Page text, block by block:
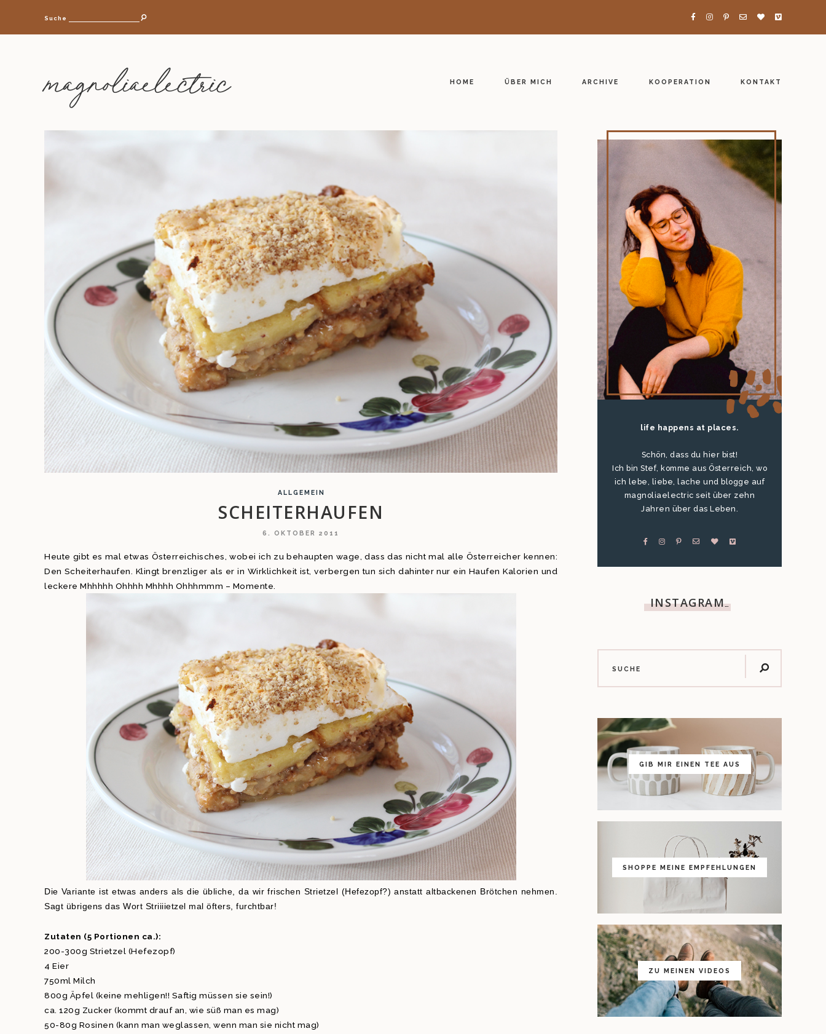
Suche
magnoliaelectric HOME ÜBER MICH ARCHIVE KOOPERATION KONTAKT
ALLGEMEIN
SCHEITERHAUFEN
6. OKTOBER 2011
Heute gibt es mal etwas Österreichisches, wobei ich zu behaupten wage, dass das nicht mal alle Österreicher kennen:
Den Scheiterhaufen. Klingt brenzliger als er in Wirklichkeit ist, verbergen tun sich dahinter nur ein Haufen Kalorien und
leckere Mhhhhh Ohhhh Mhhhh Ohhhmmm – Momente.
Die Variante ist etwas anders als die übliche, da wir frischen Strietzel (Hefezopf?) anstatt altbackenen Brötchen nehmen.
Sagt übrigens das Wort Striiiietzel mal öfters, furchtbar!
Zutaten (5 Portionen ca.):
200-300g Strietzel (Hefezopf)
4 Eier
750ml Milch
800g Äpfel (keine mehligen!! Saftig müssen sie sein!)
ca. 120g Zucker (kommt drauf an, wie süß man es mag)
50-80g Rosinen (kann man weglassen, wenn man sie nicht mag)
life happens at places.
Schön, dass du hier bist!
Ich bin Stef, komme aus Österreich, wo
ich lebe, liebe, lache und blogge auf
magnoliaelectric seit über zehn
Jahren über das Leben.
INSTAGRAM…
GIB MIR EINEN TEE AUS
SHOPPE MEINE EMPFEHLUNGEN
ZU MEINEN VIDEOS